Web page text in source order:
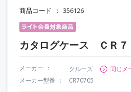
商品コード 356126
カタログケース ＣＲ７
メーカー クルーズ
同じメ
メーカー型番
CR70705